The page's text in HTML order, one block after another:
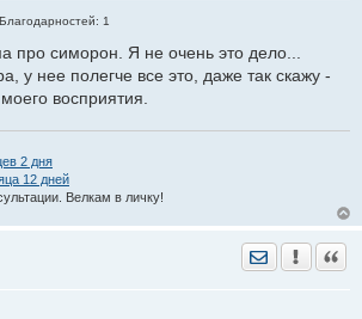
1
симорон. Я не очень это дело...
у нее полегче все это, даже так скажу -
восприятия.
2 дня
12 дней
Велкам в личку!
Отправить